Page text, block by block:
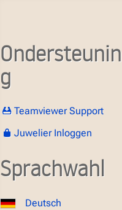
Ondersteunin
g
Teamviewer Support
Juwelier Inloggen
Sprachwahl
Deutsch